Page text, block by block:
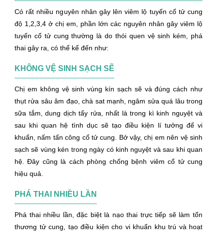
Có rất nhiều nguyên nhân gây lên viêm lộ tuyến cổ tử cung
độ 1,2,3,4 ở chị em, phần lớn các nguyên nhân gây viêm lộ
tuyến cổ tử cung thường là do thói quen vệ sinh kém, phá
thai gây ra, có thể kể đến như:
KHÔNG VỆ SINH SẠCH SẼ
Chị em không vệ sinh vùng kín sạch sẽ và đúng cách như
thụt rửa sâu âm đạo, chà sat mạnh, ngâm sửa quá lâu trong
sữa tắm, dung dịch tẩy rửa, nhất là trong kì kinh nguyệt và
sau khi quan hệ tình dục sẽ tạo điều kiện lí tưởng để vi
khuẩn, nấm tấn công cổ tử cung. Bở vậy, chị em nên vệ sinh
sạch sẽ vùng kén trong ngày có kinh nguyệt và sau khi quan
hệ. Đây cũng là cách phòng chống bệnh viêm cổ tử cung
hiệu quả.
PHÁ THAI NHIỀU LẦN
Phá thai nhiều lần, đặc biệt là nạo thai trực tiếp sẽ làm tổn
thương tử cung, tạo điều kiện cho vi khuẩn khu trú và hoạt